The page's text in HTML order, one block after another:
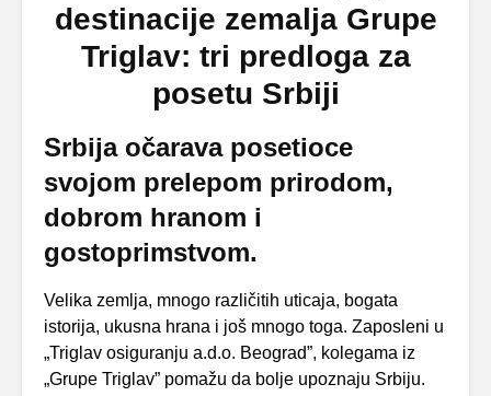
destinacije zemalja Grupe
Triglav: tri predloga za
posetu Srbiji
Srbija očarava posetioce
svojom prelepom prirodom,
dobrom hranom i
gostoprimstvom.
Velika zemlja, mnogo različitih uticaja, bogata
istorija, ukusna hrana i još mnogo toga. Zaposleni u
„Triglav osiguranju a.d.o. Beograd”, kolegama iz
„Grupe Triglav” pomažu da bolje upoznaju Srbiju.